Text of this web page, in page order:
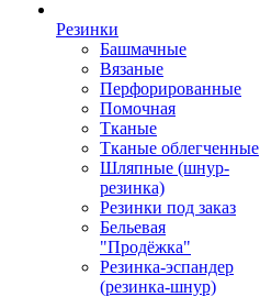
Резинки
Башмачные
Вязаные
Перфорированные
Помочная
Тканые
Тканые облегченные
Шляпные (шнур-
резинка)
Резинки под заказ
Бельевая
"Продёжка"
Резинка-эспандер
(резинка-шнур)